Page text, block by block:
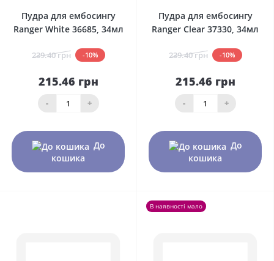
Пудра для ембосингу
Ranger White 36685, 34мл
239.40 грн -10%
215.46 грн
- +
До
кошика
Пудра для ембосингу
Ranger Clear 37330, 34мл
239.40 грн -10%
215.46 грн
- +
До
кошика
В наявності мало